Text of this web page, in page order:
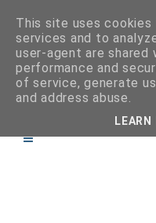
This site uses
services and to
user-agent are shared
performance and
of service, generate
and address abuse.
LEARN